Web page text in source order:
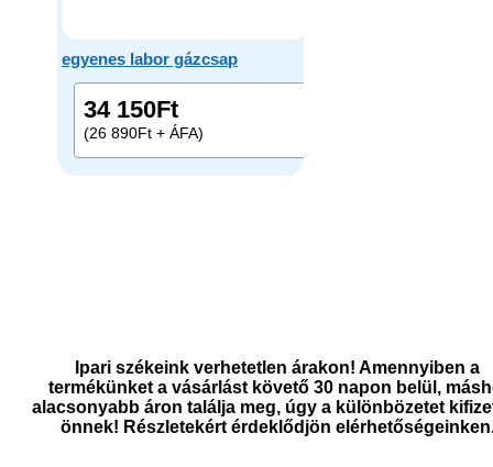
egyenes labor gázcsap
34 150Ft
(26 890Ft + ÁFA)
Ipari székeink verhetetlen árakon! Amennyiben a
termékünket a vásárlást követő 30 napon belül,
alacsonyabb áron találja meg, úgy a különbözetet
önnek! Részletekért érdeklődjön